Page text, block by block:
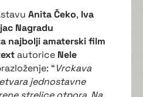
Anita Čeko, Iva
Nagradu
najbolji amaterski film
autorice Nele
“Vrckava
jednostavne